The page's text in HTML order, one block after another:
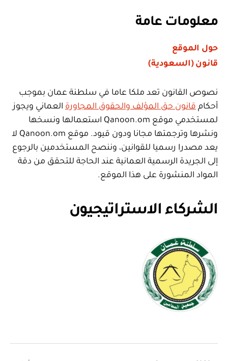
معلومات عامة
حول الموقع
قانون (السعودية)
نصوص القانون تعد ملكا عاما في سلطنة عمان بموجب
أحكام قانون حق المؤلف والحقوق المجاورة العماني ويجوز
لمستخدمي موقع Qanoon.om استعمالها ونسخها
ونشرها وترجمتها مجانا ودون قيود. موقع Qanoon.om لا
يعد مصدرا رسميا للقوانين، وننصح المستخدمين بالرجوع
إلى الجريدة الرسمية العمانية عند الحاجة للتحقق من دقة
المواد المنشورة على هذا الموقع.
الشركاء الاستراتيجيون